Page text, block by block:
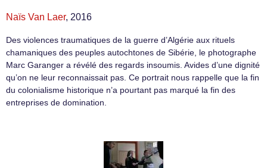
Naïs Van Laer, 2016
Des violences traumatiques de la guerre d’Algérie aux rituels
chamaniques des peuples autochtones de Sibérie, le photographe
Marc Garanger a révélé des regards insoumis. Avides d’une dignité
qu’on ne leur reconnaissait pas. Ce portrait nous rappelle que la fin
du colonialisme historique n’a pourtant pas marqué la fin des
entreprises de domination.